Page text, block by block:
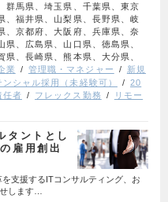
群馬県、埼玉県、千葉県、東京
、福井県、山梨県、長野県、岐
、京都府、大阪府、兵庫県、奈
、広島県、山口県、徳島県、
、長崎県、熊本県、大分県、
業 管理職・マネジャー
新規
ンシャル採用（未経験可）
20
任者 フレックス勤務
リモー
タントとし
雇用創出
支援するITコンサルティング、お
します…